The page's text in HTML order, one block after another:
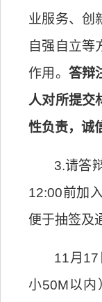
业服务、创
自强自立等
作用。 答辩
人对所提交
性负责，诚
3.请答
12:00前加
便于抽签及
11月17
小50M以内